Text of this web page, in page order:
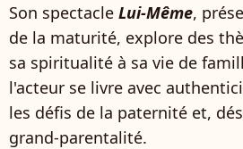
Son spectacle Lui-Même,
de la maturité, explore des
sa spiritualité à sa vie de
l'acteur se livre avec
les défis de la paternité et,
grand-parentalité.